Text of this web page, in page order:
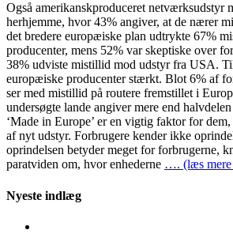
Også amerikanskproduceret netværksudstyr
herhjemme, hvor 43% angiver, at de nærer
det bredere europæiske plan udtrykte 67%
producenter, mens 52% var skeptiske over
38% udviste mistillid mod udstyr fra USA.
europæiske producenter stærkt. Blot 6% af
ser med mistillid på routere fremstillet i
undersøgte lande angiver mere end
‘Made in Europe’ er en vigtig faktor for
af nyt udstyr. Forbrugere kender ikke
oprindelsen betyder meget for forbrugerne,
paratviden om, hvor enhederne …. (læs mere
Nyeste indlæg